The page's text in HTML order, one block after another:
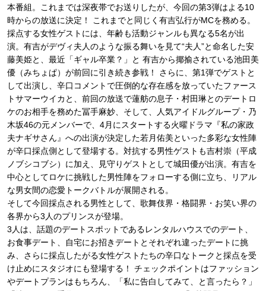
本番組。これまでは深夜帯でお送りしたが、今回の第3弾はよる10
時からの放送に決定！ これまでと同じく有吉弘行がMCを務める。
採点する女性ゲストには、年齢も活動ジャンルも異なる5名が出
演。有吉がデヴィ夫人のような振る舞いを見て“夫人”と命名した安
藤美姫と、最近「ギャル卒業？」と 有吉から揶揄されている池田美
優（みちょぱ）が前回に引き続き参戦！ さらに、第1弾でゲストと
して出演し、辛口コメントで圧倒的な存在感を放っていたファース
トサマーウイカと、前回の放送で蓮舫の息子・村田琳とのデートロ
ケのお相手を務めた冨手麻妙、そして、人気アイドルグループ・乃
木坂46の元メンバーで、4月にスタートする火曜ドラマ『私の家政
夫ナギサさん』への出演が決定した若月佑美といった多彩な女性陣
が辛口採点側として登場する。対抗する男性ゲストも吉村崇（平成
ノブシコブシ）に加え、見守りゲストとして城田優が出演。有吉を
中心としてロケに挑戦した男性陣をフォローする側に立ち、リアル
な男女間の恋愛トークバトルが展開される。
そして今回採点される男性として、歌舞伎界・格闘界・お笑い界の
各界から3人のプリンスが登場。
3人は、話題のデートスポットであるレンタルハウスでのデート、
お食事デート、自宅にお招きデートとそれぞれ違ったデートに挑
み、さらに採点したがる女性ゲストたちの辛口なトークと採点を受
け止めにスタジオにも登場する！ チェックポイントはファッション
やデートプランはもちろん、「私に告白してみて、と言ったら？」